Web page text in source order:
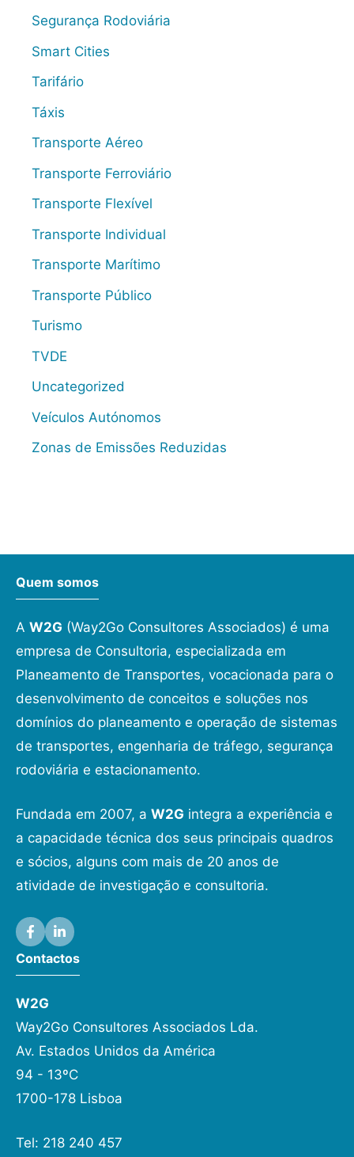
Segurança Rodoviária
Smart Cities
Tarifário
Táxis
Transporte Aéreo
Transporte Ferroviário
Transporte Flexível
Transporte Individual
Transporte Marítimo
Transporte Público
Turismo
TVDE
Uncategorized
Veículos Autónomos
Zonas de Emissões Reduzidas
Quem somos
A W2G (Way2Go Consultores Associados) é uma
empresa de Consultoria, especializada em
Planeamento de Transportes, vocacionada para o
desenvolvimento de conceitos e soluções nos
domínios do planeamento e operação de sistemas
de transportes, engenharia de tráfego, segurança
rodoviária e estacionamento.
Fundada em 2007, a W2G integra a experiência e
a capacidade técnica dos seus principais quadros
e sócios, alguns com mais de 20 anos de
atividade de investigação e consultoria.
Contactos
W2G
Way2Go Consultores Associados Lda.
Av. Estados Unidos da América
94 - 13ºC
1700-178 Lisboa
Tel: 218 240 457